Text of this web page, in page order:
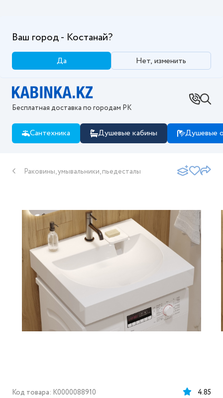
Ваш город - Костанай?
Да Нет, изменить
Бесплатная доставка по городам РК
Сантехника Душевые кабины Душевые
Раковины, умывальники, пьедесталы
Код товара: K0000088910 4.85